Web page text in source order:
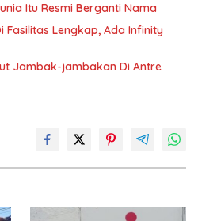
Itu Resmi Berganti Nama
Lengkap, Ada Infinity
Jambak-jambakan Di Antre